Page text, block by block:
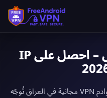
VPN العراق المجاني – احصل على IP
يوفر FreeAndroidVPN خوادم VPN مجانية في العراق تُوجّه